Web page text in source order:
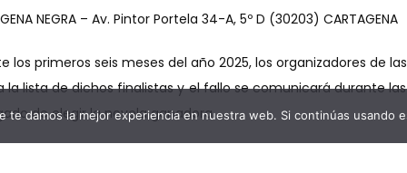
NEGRA – Av. Pintor Portela 34-A, 5º D (30203) CARTAGENA
los primeros seis meses del año 2025, los organizadores de
la lista de dichos finalistas y el fallo se comunicará durante
de elegir la novela ganadora.
te damos la mejor experiencia en nuestra web. Si continúas usando